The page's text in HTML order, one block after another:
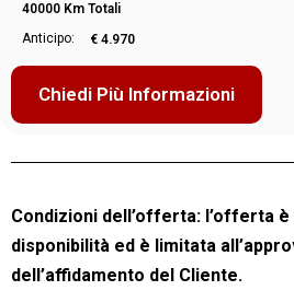
40000 Km Totali
Anticipo:
€ 4.970
Chiedi Più Informazioni
Condizioni dell’offerta: l’offerta
disponibilità ed è limitata
dell’affidamento del Cliente.